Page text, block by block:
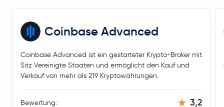
Coinbase Advanced
Coinbase Advanced ist ein gestarteter Krypto-Broker mit
Sitz Vereinigte Staaten und ermöglicht den Kauf und
Verkauf von mehr als 219 Kryptowährungen.
Bewertung: 3,2